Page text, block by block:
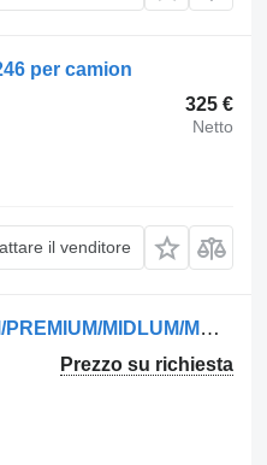
per camion
325 €
Netto
il venditore
Piantone dello sterzo 8098955322 per camion Renault AE/MAGNUM/PREMIUM/MIDLUM/MAJOR/MIDDLE/KERAX
Prezzo su richiesta